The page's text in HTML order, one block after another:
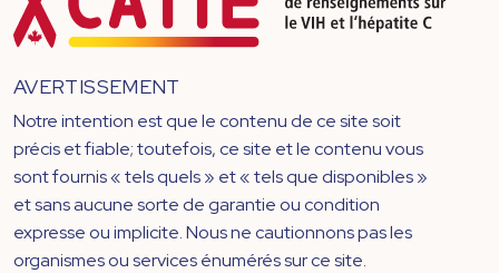
AVERTISSEMENT
Notre intention est que le contenu de ce site soit
précis et fiable; toutefois, ce site et le contenu vous
sont fournis « tels quels » et « tels que disponibles »
et sans aucune sorte de garantie ou condition
expresse ou implicite. Nous ne cautionnons pas les
organismes ou services énumérés sur ce site.